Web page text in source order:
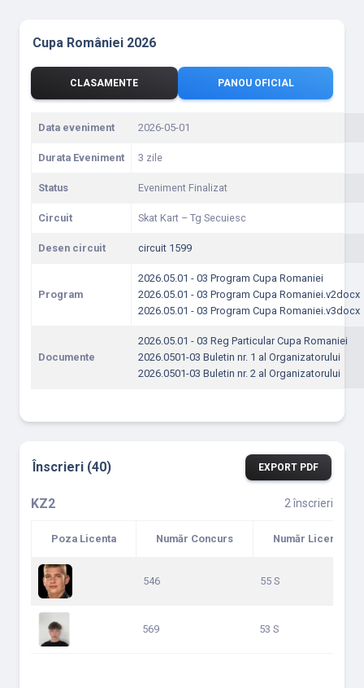
Cupa României 2026
CLASAMENTE PANOU OFICIAL
Data eveniment 2026-05-01
Durata Eveniment 3 zile
Status Eveniment Finalizat
Circuit Skat Kart – Tg Secuiesc
Desen circuit circuit 1599
Program
2026.05.01 - 03 Program Cupa Romaniei
2026.05.01 - 03 Program Cupa Romaniei.v2docx
2026.05.01 - 03 Program Cupa Romaniei.v3docx
Documente
2026.05.01 - 03 Reg Particular Cupa Romaniei
2026.0501-03 Buletin nr. 1 al Organizatorului
2026.0501-03 Buletin nr. 2 al Organizatorului
Înscrieri (40) EXPORT PDF
KZ2 2 înscrieri
Poza Licenta Număr Concurs Număr Licență
546 55 S
569 53 S